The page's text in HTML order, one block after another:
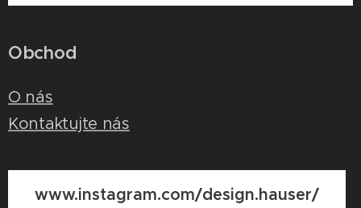
Obchod
O nás
Kontaktujte nás
www.instagram.com/design.hauser/